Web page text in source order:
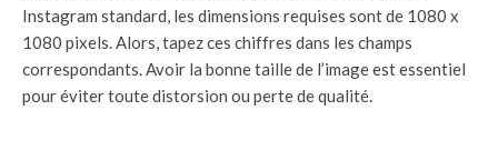
Instagram standard, les dimensions requises sont de 1080 x
1080 pixels. Alors, tapez ces chiffres dans les champs
correspondants. Avoir la bonne taille de l’image est essentiel
pour éviter toute distorsion ou perte de qualité.